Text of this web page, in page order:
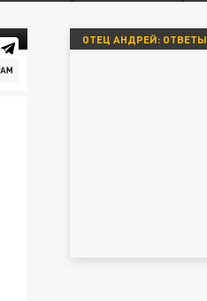
ОТЕЦ АНДРЕЙ: ОТВЕТЫ